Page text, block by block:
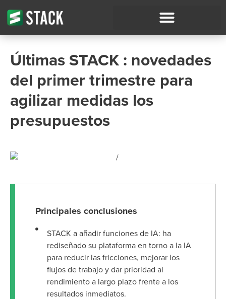
Últimas STACK : novedades
del primer trimestre para
agilizar medidas los
presupuestos
Principales conclusiones
STACK a añadir funciones de IA: ha
rediseñado su plataforma en torno a la IA
para reducir las fricciones, mejorar los
flujos de trabajo y dar prioridad al
rendimiento a largo plazo frente a los
resultados inmediatos.